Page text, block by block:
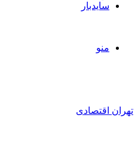
سایدبار
منو
تهران اقتصادی